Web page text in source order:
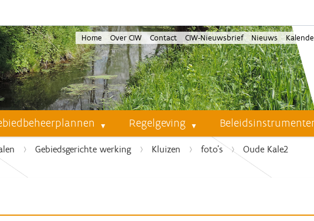
Home Over CIW Contact CIW-Nieuwsbrief Nieuws
Regelgeving
Gebiedsgerichte werking Kluizen foto's Oude Kale2